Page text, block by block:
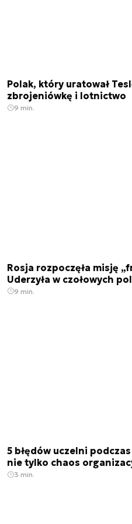
Polak, który uratował
zbrojeniówkę i lotnictwo
9 min.
Rosja rozpoczęła misję
Uderzyła w czołowych
9 min.
5 błędów uczelni
nie tylko chaos
3 min.